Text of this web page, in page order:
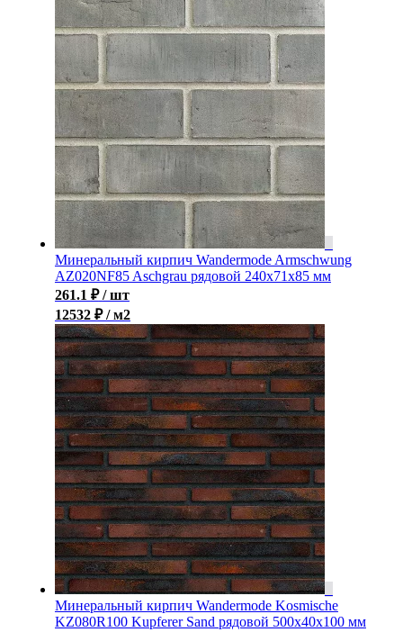
Минеральный кирпич Wandermode Armschwung
AZ020NF85 Aschgrau рядовой 240x71x85 мм
261.1 ₽ / шт
12532 ₽ / м2
Минеральный кирпич Wandermode Kosmische
KZ080R100 Kupferer Sand рядовой 500x40x100 мм